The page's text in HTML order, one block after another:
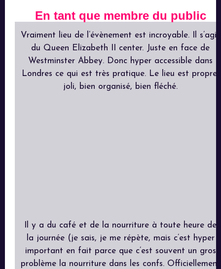
En tant que membre du public
Vraiment lieu de l’évènement est incroyable. Il s’agit
du Queen Elizabeth II center. Juste en face de
Westminster Abbey. Donc hyper accessible dans
Londres ce qui est très pratique. Le lieu est propre,
joli, bien organisé, bien fléché.
Il y a du café et de la nourriture à toute heure de
la journée (je sais, je me répète, mais c’est hyper
important en fait parce que c’est souvent un gros
problème la nourriture dans les confs. Officiellement